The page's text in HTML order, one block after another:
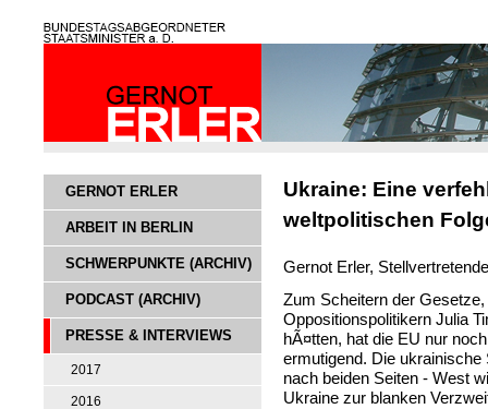
GERNOT ERLER
ARBEIT IN BERLIN
SCHWERPUNKTE (ARCHIV)
PODCAST (ARCHIV)
PRESSE & INTERVIEWS
2017
2016
Ukraine: Eine
weltpolitischen
Gernot Erler,
Zum Scheitern der
Oppositionspolitikern Julia
hÃ¤tten, hat die EU nur
ermutigend. Die
nach beiden Seiten - West
Ukraine zur blanken